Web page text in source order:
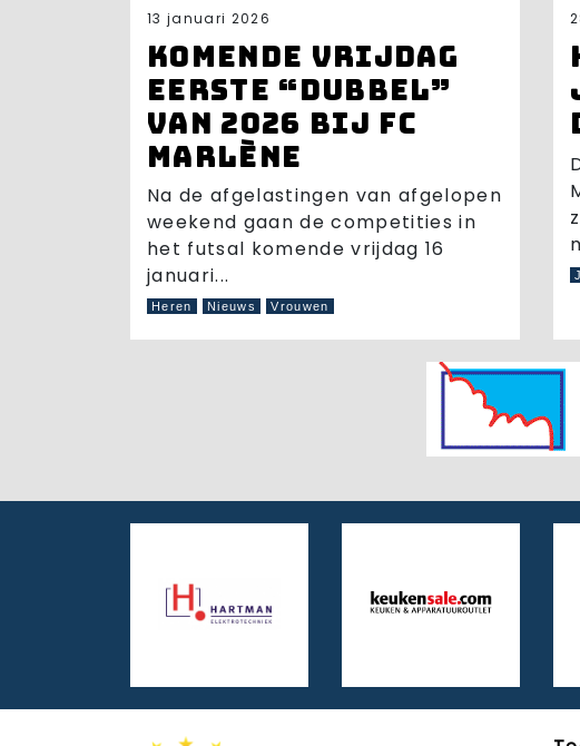
13 januari 2026
Komende vrijdag
eerste “dubbel”
van 2026 bij FC
Marlène
Na de afgelastingen van afgelopen
weekend gaan de competities in
het futsal komende vrijdag 16
januari...
Heren Nieuws Vrouwen